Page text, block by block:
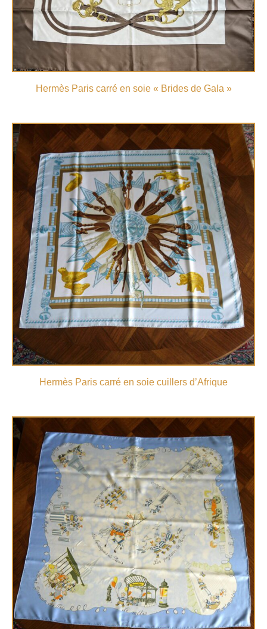
Hermès Paris carré en soie « Brides de Gala »
Hermès Paris carré en soie cuillers d’Afrique